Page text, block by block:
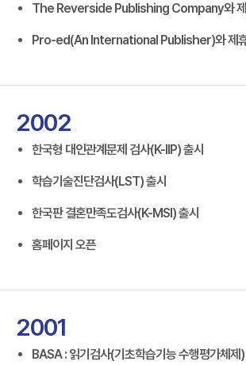
The Reverside Publishing Company와
Pro-ed(An International Publisher)와 제
2002
한국형 대인관계문제 검사(K-IIP) 출시
학습기술진단검사(LST) 출시
한국판 결혼만족도검사(K-MSI) 출시
홈페이지 오픈
2001
BASA : 읽기검사(기초학습기능 수행평가체제)